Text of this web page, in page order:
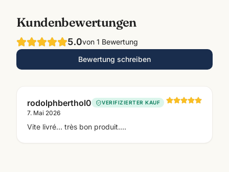
Kundenbewertungen
5.0von 1 Bewertung
Bewertung schreiben
rodolphberthol0 VERIFIZIERTER KAUF
7. Mai 2026
Vite livré… très bon produit….